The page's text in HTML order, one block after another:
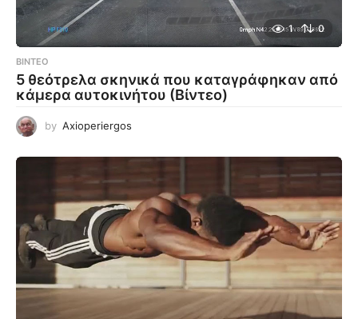
1 0
ΒΊΝΤΕΟ
5 θεότρελα σκηνικά που καταγράφηκαν από
κάμερα αυτοκινήτου (Βίντεο)
by Axioperiergos